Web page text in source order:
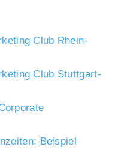
Club Rhein-
Club Stuttgart-
Beispiel